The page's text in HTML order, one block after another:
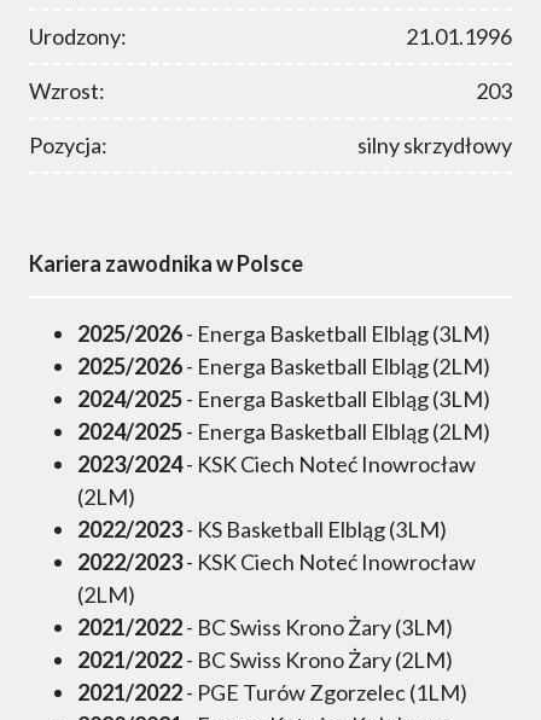
Urodzony: 21.01.1996
Wzrost: 203
Pozycja: silny skrzydłowy
Kariera zawodnika w Polsce
2025/2026- Energa Basketball Elbląg (3LM)
2025/2026- Energa Basketball Elbląg (2LM)
2024/2025- Energa Basketball Elbląg (3LM)
2024/2025- Energa Basketball Elbląg (2LM)
2023/2024- KSK Ciech Noteć Inowrocław
(2LM)
2022/2023- KS Basketball Elbląg (3LM)
2022/2023- KSK Ciech Noteć Inowrocław
(2LM)
2021/2022- BC Swiss Krono Żary (3LM)
2021/2022- BC Swiss Krono Żary (2LM)
2021/2022- PGE Turów Zgorzelec (1LM)